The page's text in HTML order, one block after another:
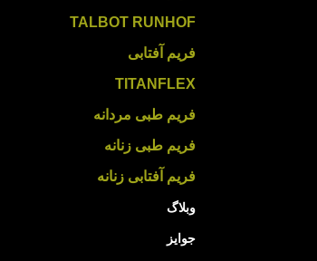
TALBOT RUNHOF
فریم آفتابی
TITANFLEX
فریم طبی مردانه
فریم طبی زنانه
فریم آفتابی زنانه
وبلاگ
جوایز